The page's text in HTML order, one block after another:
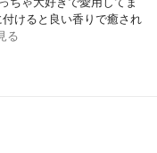
けると良い香りで癒され
る